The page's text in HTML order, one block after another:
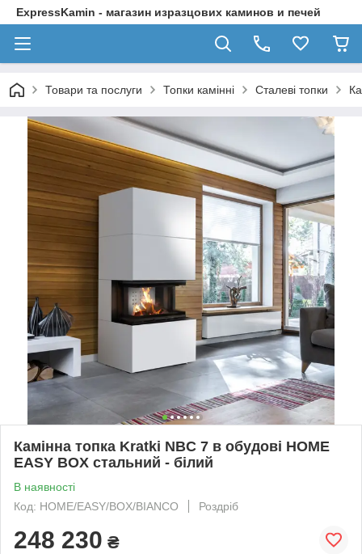
ExpressKamin - магазин изразцових каминов и печей
Товари та послуги Топки камінні Сталеві топки
Камінна топка Kratki NBC 7 в обудові HOME
EASY BOX стальний - білий
В наявності
Код: HOME/EASY/BOX/BIANCO
Роздріб
248 230 ₴